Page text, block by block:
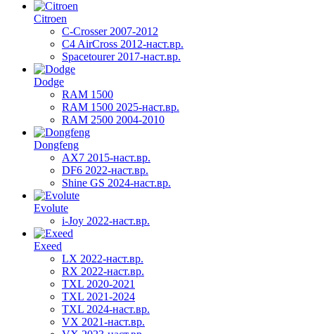
Citroen
C-Crosser 2007-2012
C4 AirCross 2012-наст.вр.
Spacetourer 2017-наст.вр.
Dodge
RAM 1500
RAM 1500 2025-наст.вр.
RAM 2500 2004-2010
Dongfeng
AX7 2015-наст.вр.
DF6 2022-наст.вр.
Shine GS 2024-наст.вр.
Evolute
i-Joy 2022-наст.вр.
Exeed
LX 2022-наст.вр.
RX 2022-наст.вр.
TXL 2020-2021
TXL 2021-2024
TXL 2024-наст.вр.
VX 2021-наст.вр.